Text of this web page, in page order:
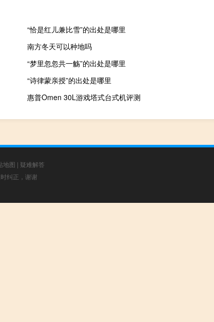
“恰是红儿兼比雪”的出处是哪里
南方冬天可以种地吗
“梦里忽忽共一觞”的出处是哪里
“诗律蒙亲授”的出处是哪里
惠普Omen 30L游戏塔式台式机评测
地图 | 疑难解答
纠正，谢谢